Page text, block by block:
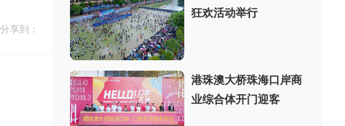
分享到：
狂欢活动举行
港珠澳大桥珠海口岸商
业综合体开门迎客